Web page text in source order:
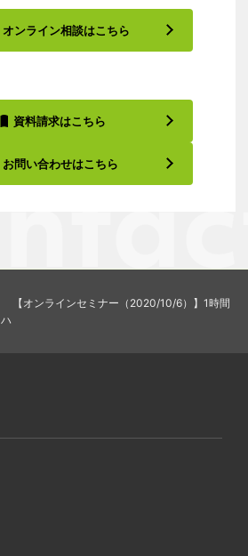
オンライン相談はこちら
資料請求はこちら
お問い合わせはこちら
【オンラインセミナー（2020/10/6）】1時間